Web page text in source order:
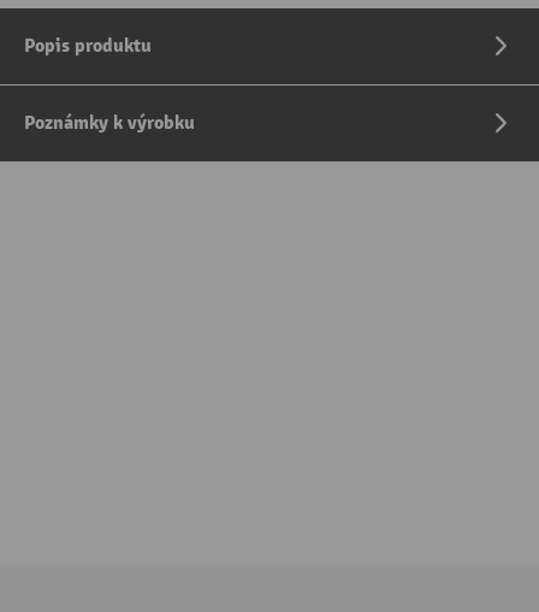
Popis produktu
Poznámky k výrobku